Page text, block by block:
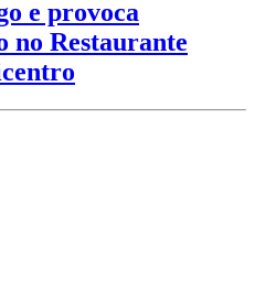
e provoca
no Restaurante